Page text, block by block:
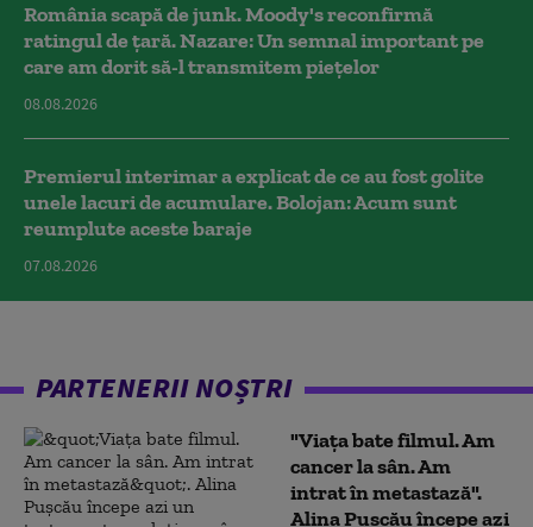
România scapă de junk. Moody's reconfirmă
ratingul de țară. Nazare: Un semnal important pe
care am dorit să-l transmitem piețelor
08.08.2026
Premierul interimar a explicat de ce au fost golite
unele lacuri de acumulare. Bolojan: Acum sunt
reumplute aceste baraje
07.08.2026
PARTENERII NOȘTRI
"Viața bate filmul. Am
cancer la sân. Am
intrat în metastază".
Alina Pușcău începe azi